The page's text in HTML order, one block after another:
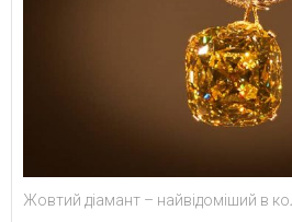
Жовтий діамант – найвідоміший в